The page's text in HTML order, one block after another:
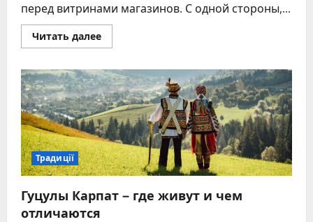
перед витринами магазинов. С одной стороны,...
Читать далееПрочитать
больше
подарить
папе
на
45
лет
когда
банальные
вещи
уже
не
работают
Традиції
Гуцулы Карпат – где живут и чем
отличаются